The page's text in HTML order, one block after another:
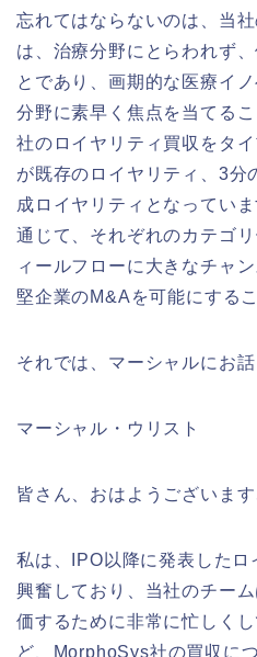
忘れてはならないのは、当
は、治療分野にとらわれず
とであり、画期的な医療イ
分野に素早く焦点を当てる
社のロイヤリティ買収をタ
が既存のロイヤリティ、3分
成ロイヤリティとなってい
通じて、それぞれのカテゴ
ィールフローに大きなチャ
堅企業のM&Aを可能にする
それでは、マーシャルにお話
マーシャル・ウリスト
皆さん、おはようございます
私は、IPO以降に発表したロ
興奮しており、当社のチー
価するために非常に忙しく
ど、MorphoSys社の買収に